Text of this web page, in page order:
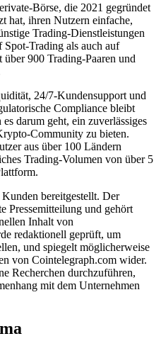
Börse, die 2021 gegründet
hat, ihren Nutzern einfache,
Trading-Dienstleistungen
Trading als auch auf
über 900 Trading-Paaren und
24/7-Kundensupport und
Compliance bleibt
darum geht, ein zuverlässiges
Community zu bieten.
aus über 100 Ländern
Trading-Volumen von über 5
bereitgestellt. Der
Pressemitteilung und gehört
Inhalt von
redaktionell geprüft, um
und spiegelt möglicherweise
von Cointelegraph.com wider.
Recherchen durchzuführen,
mit dem Unternehmen